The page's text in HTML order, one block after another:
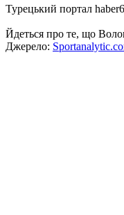
Турецький портал
Йдеться про те, що
Джерело: